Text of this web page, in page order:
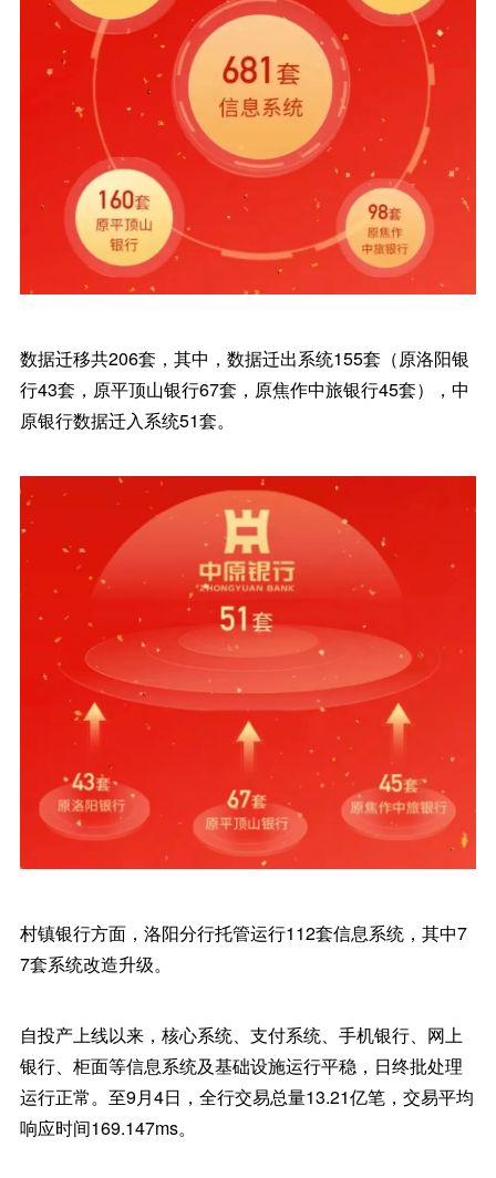
数据迁移共206套，其中，数据迁出系统155套（原洛阳银
行43套，原平顶山银行67套，原焦作中旅银行45套），中
原银行数据迁入系统51套。
村镇银行方面，洛阳分行托管运行112套信息系统，其中7
7套系统改造升级。
自投产上线以来，核心系统、支付系统、手机银行、网上
银行、柜面等信息系统及基础设施运行平稳，日终批处理
运行正常。至9月4日，全行交易总量13.21亿笔，交易平均
响应时间169.147ms。